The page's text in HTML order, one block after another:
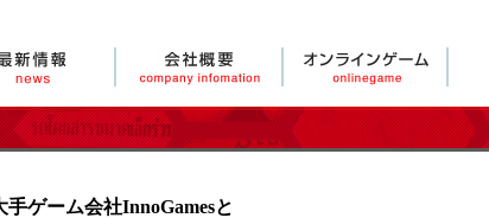
ゲーム会社InnoGamesと